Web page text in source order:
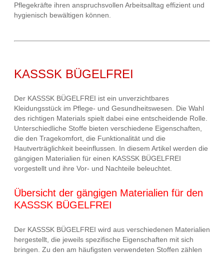
Pflegekräfte ihren anspruchsvollen Arbeitsalltag effizient und
hygienisch bewältigen können.
KASSSK BÜGELFREI
Der KASSSK BÜGELFREI ist ein unverzichtbares
Kleidungsstück im Pflege- und Gesundheitswesen. Die Wahl
des richtigen Materials spielt dabei eine entscheidende Rolle.
Unterschiedliche Stoffe bieten verschiedene Eigenschaften,
die den Tragekomfort, die Funktionalität und die
Hautverträglichkeit beeinflussen. In diesem Artikel werden die
gängigen Materialien für einen KASSSK BÜGELFREI
vorgestellt und ihre Vor- und Nachteile beleuchtet.
Übersicht der gängigen Materialien für den
KASSSK BÜGELFREI
Der KASSSK BÜGELFREI wird aus verschiedenen Materialien
hergestellt, die jeweils spezifische Eigenschaften mit sich
bringen. Zu den am häufigsten verwendeten Stoffen zählen